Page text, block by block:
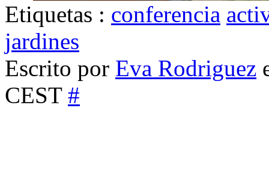
Etiquetas : conferencia
jardines
Escrito por Eva Rodriguez
CEST #